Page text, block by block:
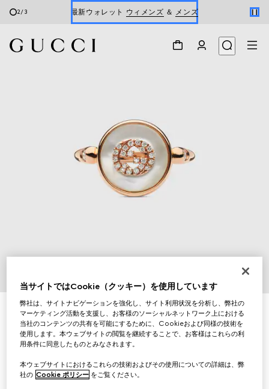
2/3 最新ウォレット ウィメンズ ＆ メンズ
/5
〔グッチ インターロッキング〕18K ダイヤモンド リング
￥423,500
（税込）
当サイトではCookie（クッキー）を使用しています
弊社は、サイトナビゲーションを強化し、サイト利用状況を分析し、弊社の
マーケティング活動を支援し、お客様のソーシャルネットワーク上における
当社のコンテンツの共有を可能にするために、Cookieおよび同様の技術を
使用します。本ウェブサイトの閲覧を継続することで、お客様はこれらの利
用条件に同意したものとみなされます。
本ウェブサイトにおけるこれらの技術およびその使用についての詳細は、弊
社の Cookie ポリシー をご覧ください。